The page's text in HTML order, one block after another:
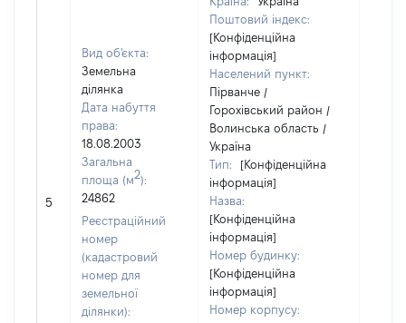
5
Вид об'єкта:
Земельна
ділянка
Дата набуття
права:
18.08.2003
Загальна
площа (м2):
24862
Реєстраційний
номер
(кадастровий
номер для
земельної
ділянки):
Поштовий індекс:
[Конфіденційна
інформація]
Населений пункт:
Пірванче /
Горохівський район /
Волинська область /
Україна
Тип:
[Конфіденційна
інформація]
Назва:
[Конфіденційна
інформація]
Номер будинку:
[Конфіденційна
інформація]
Номер корпусу: